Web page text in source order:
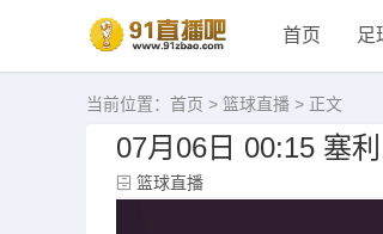
首页 足
当前位置： 首页 > 篮球直播 > 正文
07月06日 00:15 塞
篮球直播